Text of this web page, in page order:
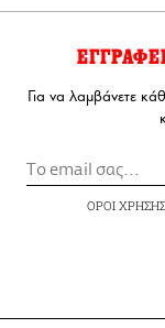
Για να λαμβάνετε
ΟΡΟΙ ΧΡΗΣΗΣ